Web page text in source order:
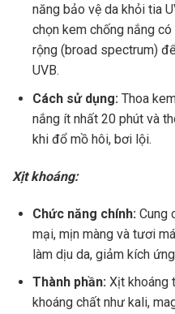
năng bảo vệ da khỏi tia
chọn kem chống nắng
rộng (broad spectrum)
UVB.
Cách sử dụng: Thoa
nắng ít nhất 20 phút và
khi đổ mồ hôi, bơi lội.
Xịt khoáng:
Chức năng chính: Cung
mại, mịn màng và tươi
làm dịu da, giảm kích
Thành phần: Xịt khoáng
khoáng chất như kali,